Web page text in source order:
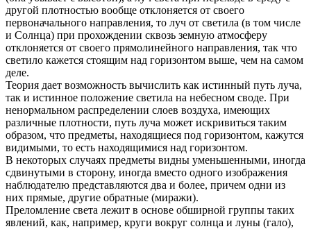
другой плотностью вообще отклоняется от своего
первоначального направления, то луч от светила (в том числе
и Солнца) при прохождении сквозь земную атмосферу
отклоняется от своего прямолинейного направления, так что
светило кажется стоящим над горизонтом выше, чем на самом
деле.
Теория дает возможность вычислить как истинный путь луча,
так и истинное положение светила на небесном своде. При
ненормальном распределении слоев воздуха, имеющих
различные плотности, путь луча может искривиться таким
образом, что предметы, находящиеся под горизонтом, кажутся
видимыми, то есть находящимися над горизонтом.
В некоторых случаях предметы видны уменьшенными, иногда
сдвинутыми в сторону, иногда вместо одного изображения
наблюдателю представляются два и более, причем одни из
них прямые, другие обратные (миражи).
Преломление света лежит в основе обширной группы таких
явлений, как, например, круги вокруг солнца и луны (гало),